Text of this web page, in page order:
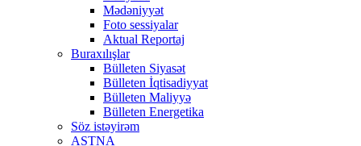
Mədəniyyət
Foto sessiyalar
Aktual Reportaj
Buraxılışlar
Bülleten Siyasət
Bülleten İqtisadiyyat
Bülleten Maliyyə
Bülleten Energetika
Söz istəyirəm
ASTNA